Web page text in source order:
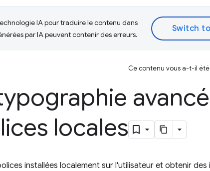
IA pour traduire le contenu dans
par IA peuvent contenir des erreurs.
Ce contenu vous a-t-il été
locales
installées localement sur l'utilisateur et obtenir des